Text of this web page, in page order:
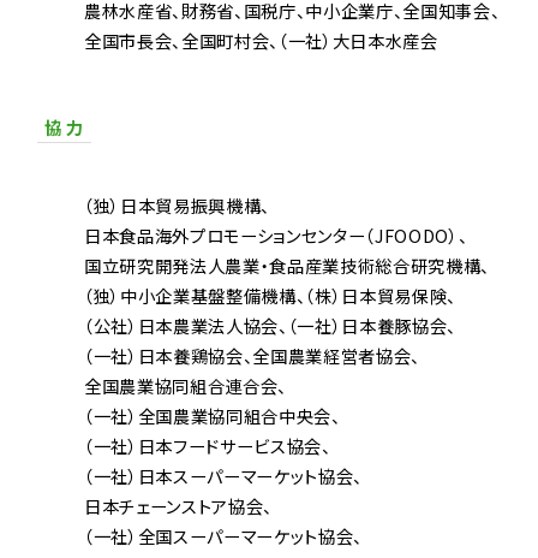
農林水産省 財務省 国税庁 中小企業庁 全国知事会
全国市長会 全国町村会 （一社）大日本水産会
協 力
（独）日本貿易振興機構
日本食品海外プロモーションセンター（JFOODO）
国立研究開発法人農業・食品産業技術総合研究機構
（独）中小企業基盤整備機構 （株）日本貿易保険
（公社）日本農業法人協会 （一社）日本養豚協会
（一社）日本養鶏協会 全国農業経営者協会
全国農業協同組合連合会
（一社）全国農業協同組合中央会
（一社）日本フードサービス協会
（一社）日本スーパーマーケット協会
日本チェーンストア協会
（一社）全国スーパーマーケット協会